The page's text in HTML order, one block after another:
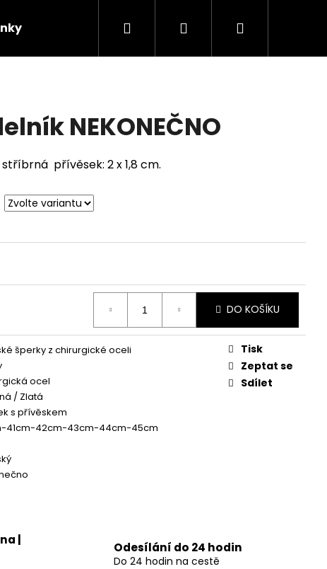
Hledat PřihlášeníNákupní
NEKONEČNO
přívěsek: 2 x 1,8 cm.
DO KOŠÍKU
šperky z chirurgické oceli
ocel
/ Zlatá
s přívěskem
41cm-42cm-43cm-44cm-45cm
Tisk
Zeptat se
Sdílet
|
Odesílání do 24 hodin
Do 24 hodin na cestě
NEKONEČNO